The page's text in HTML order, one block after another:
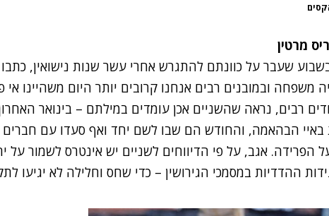
מרטין
בשבוע שעבר על כוונתם להתגרש אחרי עשר שנות נישואין,
משפחה ובמובנים רבים אנחנו קרובים יותר היום משהיינו
רבים, נראה שהשניים אכן עומדים במילתם – בינואר
הבהאמה, והחודש הם שבו לשם יחד ואף סעדו עם חברים
אגב, על פי הדיווחים לשניים יש אינטרס לשמור על
ההדדיות במסמכי הגירושין – כדי שחס וחלילה לא יגיעו